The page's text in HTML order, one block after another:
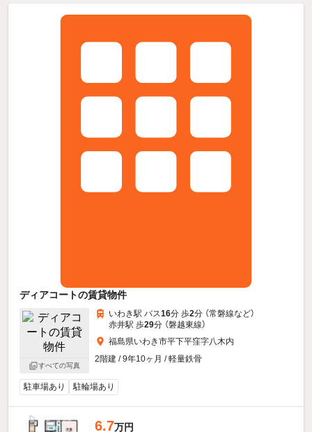
ディアコートの賃貸物件
すべての写真
いわき駅 バス16分 歩2分 （常磐線など）
赤井駅 歩29分 （磐越東線）
福島県いわき市平下平窪字八木内
2階建 / 9年10ヶ月 / 軽量鉄骨
駐車場あり 駐輪場あり
6.7万円